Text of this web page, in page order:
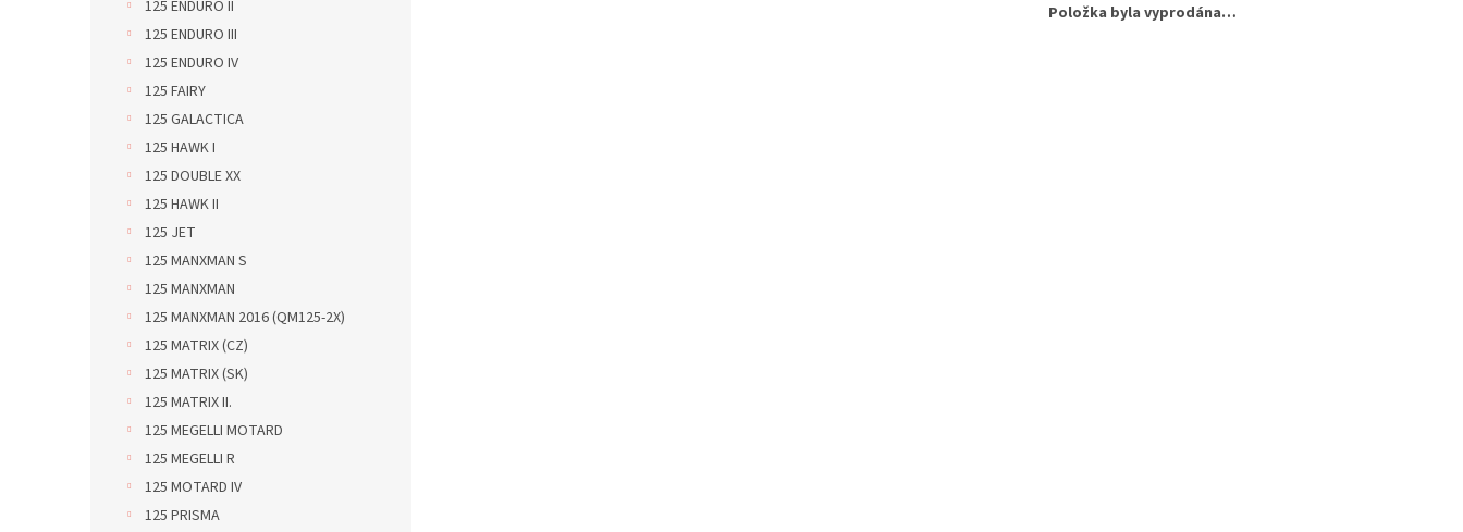
125 ENDURO II
125 ENDURO III
125 ENDURO IV
125 FAIRY
125 GALACTICA
125 HAWK I
125 DOUBLE XX
125 HAWK II
125 JET
125 MANXMAN S
125 MANXMAN
125 MANXMAN 2016 (QM125-2X)
125 MATRIX (CZ)
125 MATRIX (SK)
125 MATRIX II.
125 MEGELLI MOTARD
125 MEGELLI R
125 MOTARD IV
125 PRISMA
Položka byla vyprodána…